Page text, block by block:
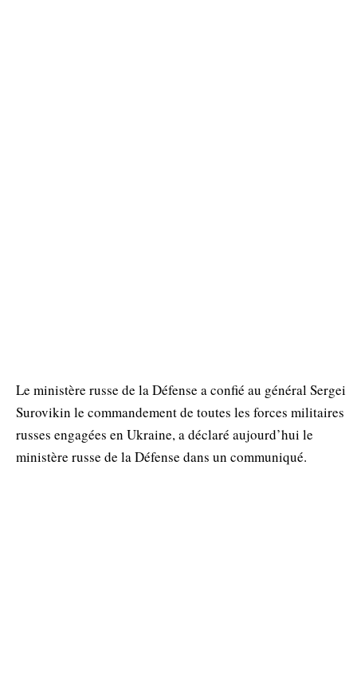
Le ministère russe de la Défense a confié au général Sergei
Surovikin le commandement de toutes les forces militaires
russes engagées en Ukraine, a déclaré aujourd’hui le
ministère russe de la Défense dans un communiqué.